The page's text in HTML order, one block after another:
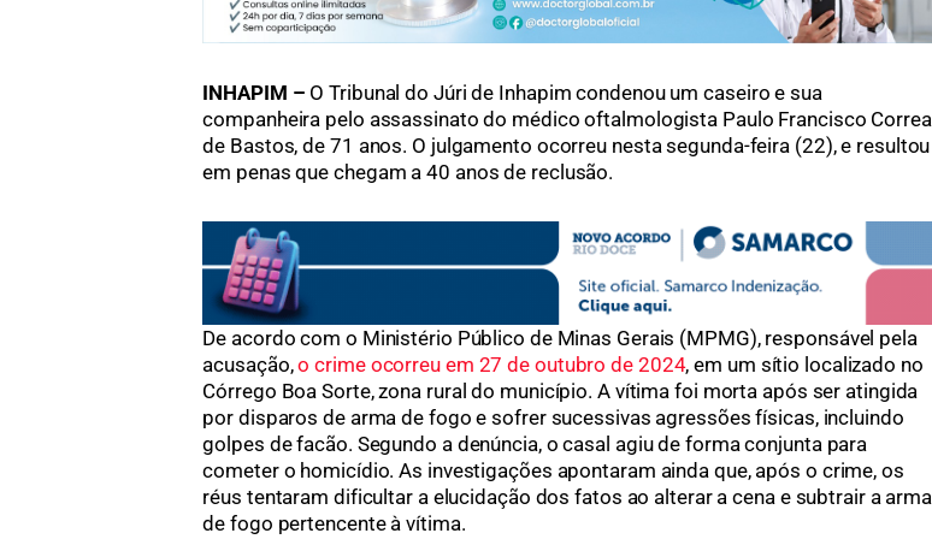
INHAPIM – O Tribunal do Júri de Inhapim condenou um caseiro e sua
companheira pelo assassinato do médico oftalmologista Paulo Francisco Correa
de Bastos, de 71 anos. O julgamento ocorreu nesta segunda-feira (22), e resultou
em penas que chegam a 40 anos de reclusão.
De acordo com o Ministério Público de Minas Gerais (MPMG), responsável pela
acusação,o crime ocorreu em 27 de outubro de 2024, em um sítio localizado no
Córrego Boa Sorte, zona rural do município. A vítima foi morta após ser atingida
por disparos de arma de fogo e sofrer sucessivas agressões físicas, incluindo
golpes de facão. Segundo a denúncia, o casal agiu de forma conjunta para
cometer o homicídio. As investigações apontaram ainda que, após o crime, os
réus tentaram dificultar a elucidação dos fatos ao alterar a cena e subtrair a arma
de fogo pertencente à vítima.